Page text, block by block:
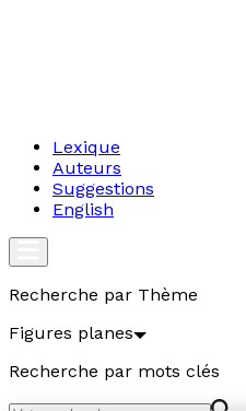
Lexique
Auteurs
Suggestions
English
Recherche par Thème
Figures planes
Recherche par mots clés